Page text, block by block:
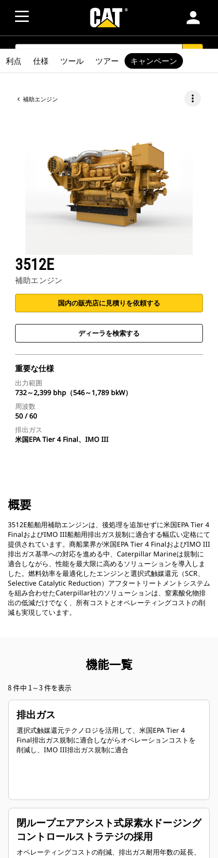
person
SEARCH
補助エンジン more_vert
3512E
補助エンジン
国内の販売店に見積りを依頼する
ディーラを検索する
重要な仕様
出力範囲
732～2,399 bhp（546～1,789 bkW）
周波数
50 / 60
排出ガス
米国EPA Tier 4 Final、IMO III
利点 仕様 ツール ツアー キャンペーン
概要
3512E船舶用補助エンジンは、後処理を追加せずに米国EPA Tier 4
FinalおよびIMO III船舶用排出ガス規制に適合する幅広い定格にて
提供されています。商船業界が米国EPA Tier 4 FinalおよびIMO III
排出ガス基準への対応を進める中、Caterpillar Marineは規制に
適合しながら、性能を最大限に高めるソリューションを導入しま
した。燃料効率を最適化したエンジンと選択式触媒還元（SCR、
Selective Catalytic Reduction）アフタートリートメントシステム
を組み合わせたCaterpillar社のソリューションは、窒素酸化物排
出の低減だけでなく、所有コストとオペレーティングコストの削
減も実現しています。
機能一覧
8 件中 1～3 件を表示
排出ガス
選択式触媒還元テクノロジを活用して、米国EPA Tier 4
Final排出ガス規制に適合しながらオペレーションコストを
削減し、IMO III排出ガス規制に適合
閉ループエアアシスト式尿素水ドージング
コントロールストラテジの採用
オペレーティングコストの削減、排出ガス耐用年数の延長、